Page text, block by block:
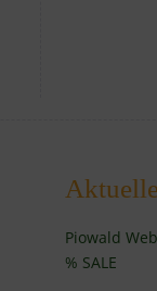
Piowald
% SALE